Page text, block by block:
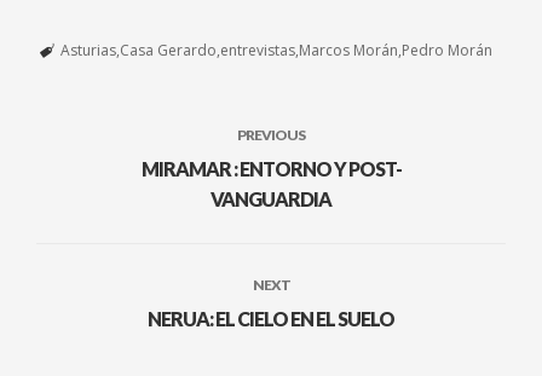
Asturias Casa Gerardo entrevistas Marcos Morán Pedro Morán
PREVIOUS
MIRAMAR : ENTORNO Y POST-
VANGUARDIA
NEXT
NERUA: EL CIELO EN EL SUELO